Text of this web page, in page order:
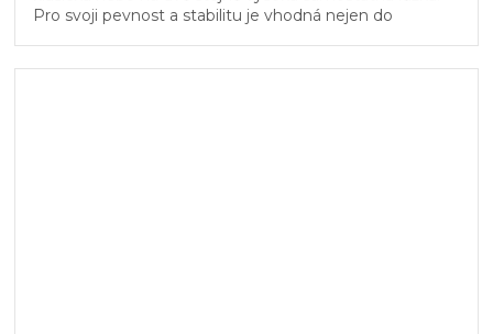
Pro svoji pevnost a stabilitu je vhodná nejen do